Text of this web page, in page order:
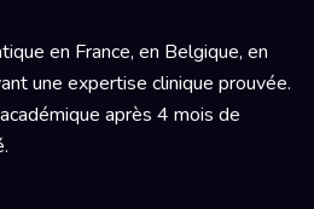
en France, en Belgique, en
une expertise clinique prouvée.
après 4 mois de